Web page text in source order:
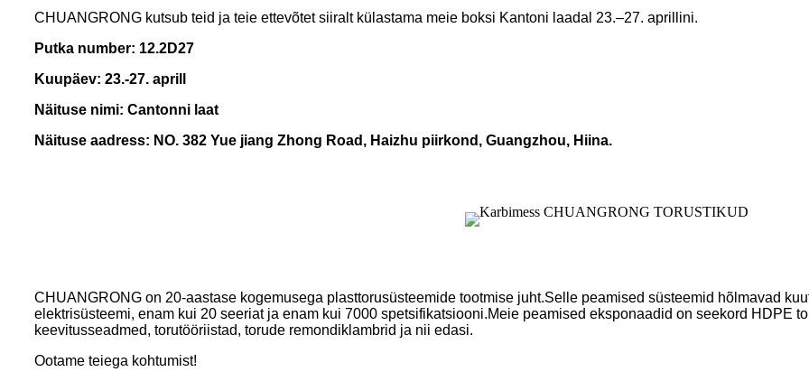
CHUANGRONG kutsub teid ja teie ettevõtet siiralt külastama meie boksi Kantoni laadal 23.–27. aprillini.
Putka number: 12.2D27
Kuupäev: 23.-27. aprill
Näituse nimi: Cantonni laat
Näituse aadress: NO. 382 Yue jiang Zhong Road, Haizhu piirkond, Guangzhou, Hiina.
CHUANGRONG on 20-aastase kogemusega plasttorusüsteemide tootmise juht.Selle peamised süsteemid hõlmavad
elektrisüsteemi, enam kui 20 seeriat ja enam kui 7000 spetsifikatsiooni.Meie peamised eksponaadid on seekord HDPE
keevitusseadmed, torutööriistad, torude remondiklambrid ja nii edasi.
Ootame teiega kohtumist!